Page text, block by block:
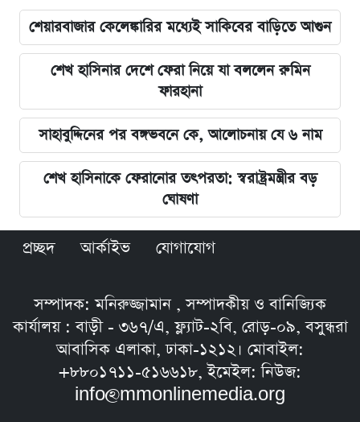
শেয়ারবাজার কেলেঙ্কারির মধ্যেই সাকিবের বাড়িতে আগুন
শেখ হাসিনার দেশে ফেরা নিয়ে যা বললেন রুমিন
ফারহানা
সাহাবুদ্দিনের পর বঙ্গভবনে কে, আলোচনায় যে ৬ নাম
শেখ হাসিনাকে ফেরানোর তৎপরতা: স্বরাষ্ট্রমন্ত্রীর বড়
ঘোষণা
প্রচ্ছদ আর্কাইভ যোগাযোগ
সম্পাদক: মনিরুজ্জামান , সম্পাদকীয় ও বানিজ্যিক
কার্যালয় : বাড়ী - ৩৬৭/এ, ফ্ল্যাট-২বি, রোড়-০৯, বসুন্ধরা
আবাসিক এলাকা, ঢাকা-১২১২। মোবাইল:
+৮৮০১৭১১-৫১৬৬১৮, ইমেইল: নিউজ:
info@mmonlinemedia.org